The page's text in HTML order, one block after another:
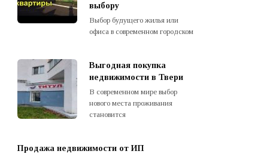
выбору
Выбор будущего жилья или
офиса в современном городском
Выгодная покупка
недвижимости в Твери
В современном мире выбор
нового места проживания
становится
Продажа недвижимости от ИП